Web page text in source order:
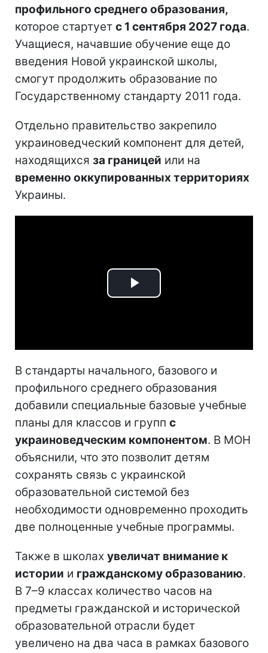
профильного среднего образования,
которое стартует с 1 сентября 2027 года.
Учащиеся, начавшие обучение еще до
введения Новой украинской школы,
смогут продолжить образование по
Государственному стандарту 2011 года.
Отдельно правительство закрепило
украиноведческий компонент для детей,
находящихся за границей или на
временно оккупированных территориях
Украины.
Play
В стандарты начального, базового и
профильного среднего образования
добавили специальные базовые учебные
планы для классов и групп с
украиноведческим компонентом. В МОН
объяснили, что это позволит детям
сохранять связь с украинской
образовательной системой без
необходимости одновременно проходить
две полноценные учебные программы.
Также в школах увеличат внимание к
истории и гражданскому образованию.
В 7–9 классах количество часов на
предметы гражданской и исторической
образовательной отрасли будет
увеличено на два часа в рамках базового